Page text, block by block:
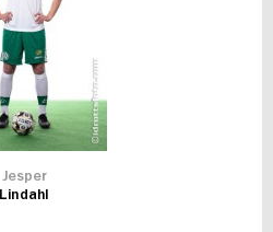
Jesper
Lindahl